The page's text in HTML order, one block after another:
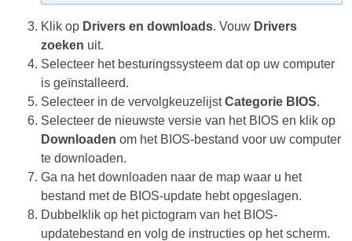
Klik op Drivers en downloads. Vouw Drivers
zoeken uit.
Selecteer het besturingssysteem dat op uw computer
is geïnstalleerd.
Selecteer in de vervolgkeuzelijstCategorie BIOS.
Selecteer de nieuwste versie van het BIOS en klik op
Downloaden om het BIOS-bestand voor uw computer
te downloaden.
Ga na het downloaden naar de map waar u het
bestand met de BIOS-update hebt opgeslagen.
Dubbelklik op het pictogram van het BIOS-
updatebestand en volg de instructies op het scherm.